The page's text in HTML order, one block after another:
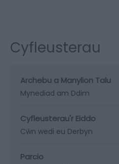
Cyfleusterau
Archebu a Manylion Talu
Mynediad am Ddim
Cyfleusterau'r Eiddo
Cŵn wedi eu Derbyn
Parcio